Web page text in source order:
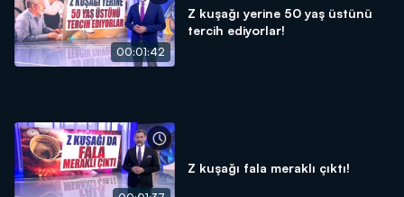
00:01:42
Z kuşağı yerine 50 yaş üstünü
tercih ediyorlar!
Z kuşağı fala meraklı çıktı!